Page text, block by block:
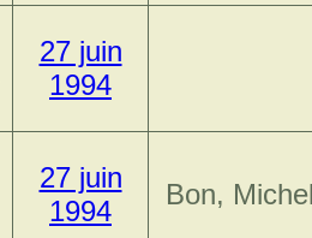
27 juin
1994
27 juin
1994
Bon,